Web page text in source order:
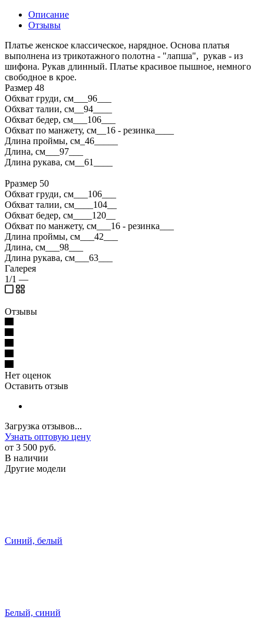
Описание
Отзывы
Платье женское классическое, нарядное. Основа платья
выполнена из трикотажного полотна - "лапша", рукав - из
шифона. Рукав длинный. Платье красивое пышное, немного
свободное в крое.
Размер 48
Обхват груди, см___96___
Обхват талии, см__94____
Обхват бедер, см___106___
Обхват по манжету, см__16 - резинка____
Длина проймы, см_46_____
Длина, см___97___
Длина рукава, см__61____
Рразмер 50
Обхват груди, см___106___
Обхват талии, см____104__
Обхват бедер, см____120__
Обхват по манжету, см___16 - резинка___
Длина проймы, см___42___
Длина, см___98___
Длина рукава, см___63___
Галерея
1/1 —
Отзывы
Нет оценок
Оставить отзыв
Загрузка отзывов...
Узнать оптовую цену
от 3 500 руб.
В наличии
Другие модели
Синий, белый
Белый, синий